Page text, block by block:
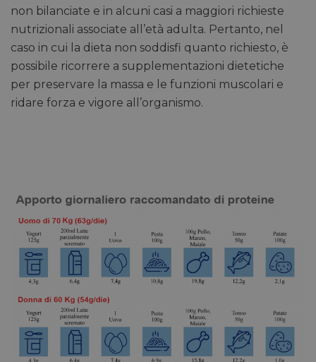
non bilanciate e in alcuni casi a maggiori richieste
nutrizionali associate all’età adulta. Pertanto, nel
caso in cui la dieta non soddisfi quanto richiesto, è
possibile ricorrere a supplementazioni dietetiche
per preservare la massa e le funzioni muscolari e
ridare forza e vigore all’organismo.